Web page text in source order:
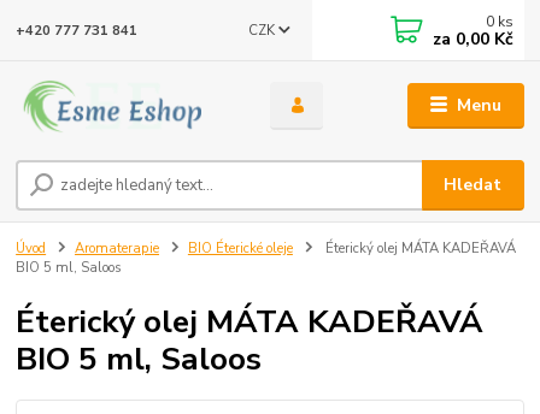
Menu
CZK
Hledat
+420 777 731 841 0 ks
za 0,00 Kč
Úvod Aromaterapie BIO Éterické oleje
Éterický olej MÁTA KADEŘAVÁ
BIO 5 ml, Saloos
Éterický olej MÁTA KADEŘAVÁ
BIO 5 ml, Saloos